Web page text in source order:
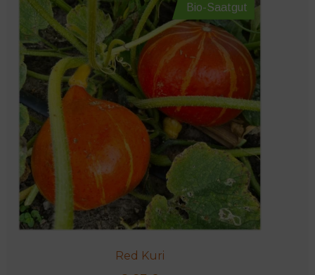
Bio-Saatgut
Red Kuri